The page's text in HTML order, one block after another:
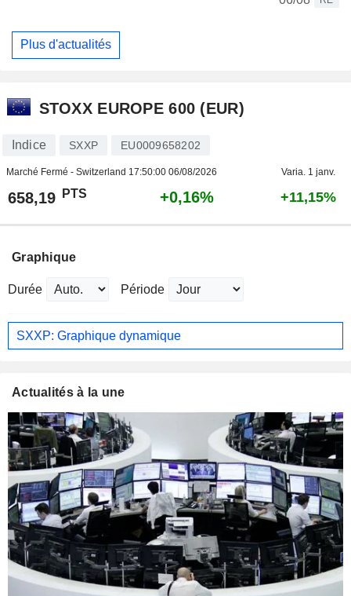
Plus d'actualités
STOXX EUROPE 600 (EUR)
Indice SXXP EU0009658202
Marché Fermé - Switzerland 17:50:00 06/08/2026 Varia. 1 janv.
658,19 PTS +0,16% +11,15%
Graphique
Durée Période
SXXP: Graphique dynamique
Actualités à la une